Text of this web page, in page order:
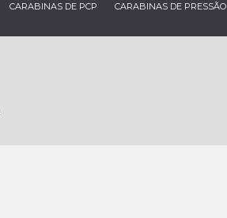
CARABINAS DE PCP CARABINAS DE PRESSÃO